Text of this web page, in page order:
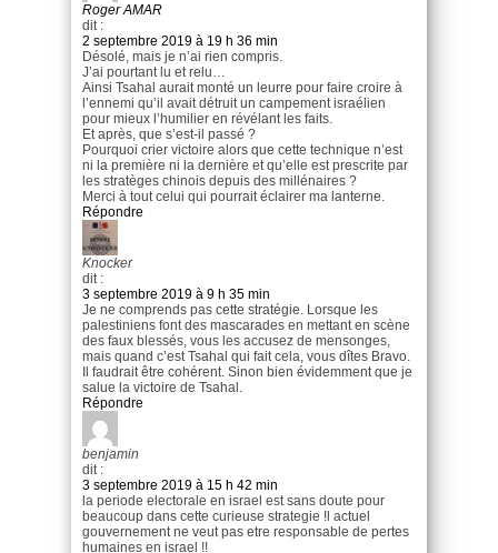
Roger AMAR
dit :
2 septembre 2019 à 19 h 36 min
Désolé, mais je n’ai rien compris.
J’ai pourtant lu et relu…
Ainsi Tsahal aurait monté un leurre pour faire croire à
l’ennemi qu’il avait détruit un campement israélien
pour mieux l’humilier en révélant les faits.
Et après, que s’est-il passé ?
Pourquoi crier victoire alors que cette technique n’est
ni la première ni la dernière et qu’elle est prescrite par
les stratèges chinois depuis des millénaires ?
Merci à tout celui qui pourrait éclairer ma lanterne.
Répondre
Knocker
dit :
3 septembre 2019 à 9 h 35 min
Je ne comprends pas cette stratégie. Lorsque les
palestiniens font des mascarades en mettant en scène
des faux blessés, vous les accusez de mensonges,
mais quand c’est Tsahal qui fait cela, vous dîtes Bravo.
Il faudrait être cohérent. Sinon bien évidemment que je
salue la victoire de Tsahal.
Répondre
benjamin
dit :
3 septembre 2019 à 15 h 42 min
la periode electorale en israel est sans doute pour
beaucoup dans cette curieuse strategie !l actuel
gouvernement ne veut pas etre responsable de pertes
humaines en israel !!